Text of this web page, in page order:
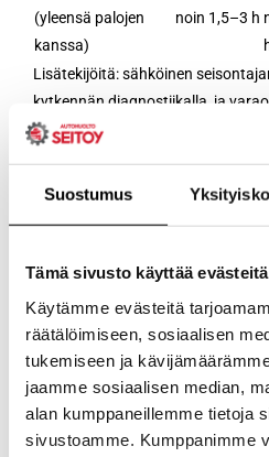
Suostumus
Tämä sivusto käyttää evästeitä
Käytämme evästeitä
räätälöimiseen, sosiaalisen
tukemiseen ja
jaamme sosiaalisen median,
alan kumppaneillemme tietoja
sivustoamme. Kumppanimme
(yleensä palojen
kanssa)
noin 1,5–3 h
Lisätekijöitä: sähköinen
kytkennän diagnostiikalla, ja
vaikuttaa siihen, onnistuuko työ
aikana, jotta palat ja levyt
Mistä